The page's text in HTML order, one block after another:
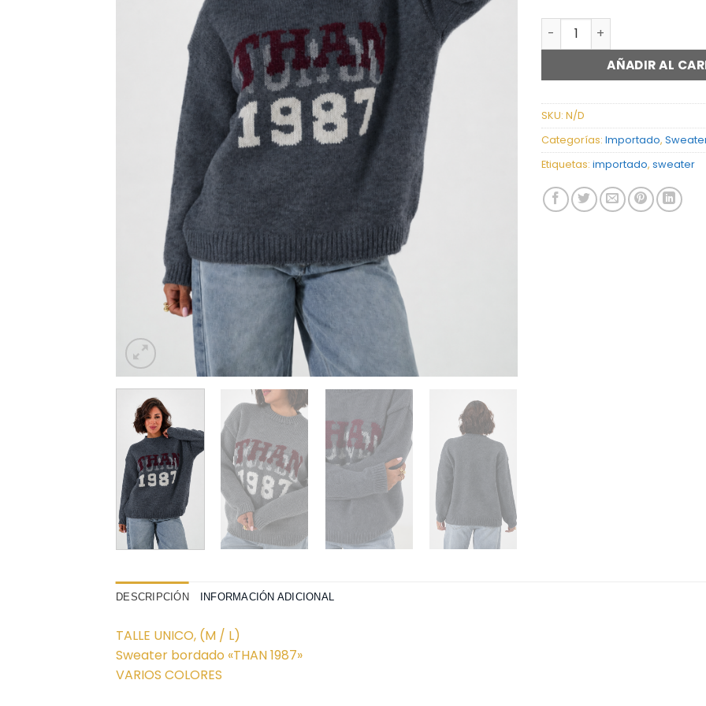
SWEATER THAN - 505#
AÑADIR AL
SKU: N/D
Categorías: Importado,
Etiquetas: importado, sweater
DESCRIPCIÓN INFORMACIÓN ADICIONAL
TALLE UNICO, (M / L)
Sweater bordado «THAN 1987»
VARIOS COLORES